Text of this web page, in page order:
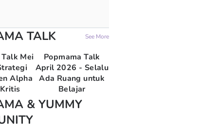
TALK See More
Mei
Alpha
Popmama Talk
April 2026 - Selalu
Ada Ruang untuk
Belajar
& YUMMY